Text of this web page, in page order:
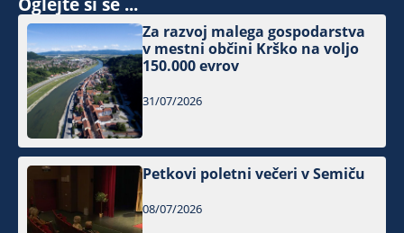
Za razvoj malega gospodarstva
v mestni občini Krško na voljo
150.000 evrov
31/07/2026
Petkovi poletni večeri v Semiču
08/07/2026